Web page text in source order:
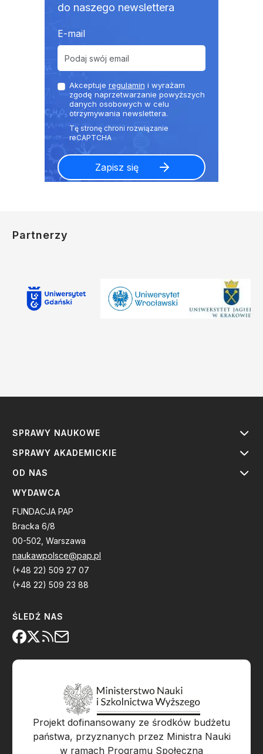
do naszego newslettera
E-mail
Akceptuje regulamin i wyrażam
zgodę naprzetwarzanie powyższych
danych osobowych w celu
otrzymywania newslettera.
Partnerzy
SPRAWY NAUKOWE
SPRAWY AKADEMICKIE
OD NAS
WYDAWCA
FUNDACJA PAP
Bracka 6/8
00-502, Warszawa
naukawpolsce@pap.pl
(+48 22) 509 27 07
(+48 22) 509 23 88
ŚLEDŹ NAS
Projekt dofinansowany ze środków budżetu
państwa, przyznanych przez Ministra Nauki
w ramach Programu Społeczna